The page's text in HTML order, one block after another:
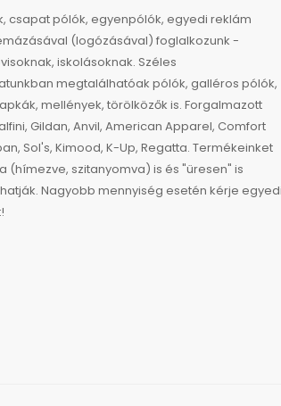
csapat pólók, egyenpólók, egyedi reklám
(logózásával) foglalkozunk -
iskolásoknak. Széles
megtalálhatóak pólók, galléros pólók,
mellények, törölközők is. Forgalmazott
Gildan, Anvil, American Apparel, Comfort
Sol's, Kimood, K-Up, Regatta. Termékeinket
(hímezve, szitanyomva) is és "üresen" is
Nagyobb mennyiség esetén kérje egyedi